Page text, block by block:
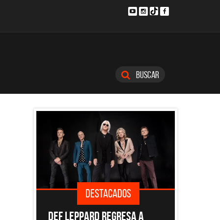
Buscar
DESTACADOS
EL DOCUMENTAL DE LOS